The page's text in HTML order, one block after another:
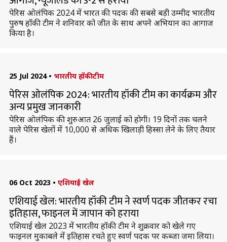
पेरिस ओलंपिक 2024 में भारत की पदक की सबसे बड़ी उम्मीद भारतीय
पुरुष हाॅकी टीम ने शनिवार को जीत के साथ अपने अभियान का आगाज
किया है।
25 Jul 2024 • भारतीय हॉकी टीम
पेरिस ओलंपिक 2024: भारतीय हॉकी टीम का कार्यक्रम और
अन्य प्रमुख जानकारी
पेरिस ओलंपिक की शुरुआत 26 जुलाई को होगी। 19 दिनों तक चलने
वाले पेरिस खेलों में 10,000 से अधिक खिलाड़ी हिस्सा लेने के लिए तैयार
हैं।
06 Oct 2023 • एशियाई खेल
एशियाई खेल: भारतीय हॉकी टीम ने स्वर्ण पदक जीतकर रचा
इतिहास, फाइनल में जापान को हराया
एशियाई खेल 2023 में भारतीय हॉकी टीम ने शुक्रवार को खेले गए
फाइनल मुकाबले में इतिहास रचते हुए स्वर्ण पदक पर कब्जा जमा लिया।